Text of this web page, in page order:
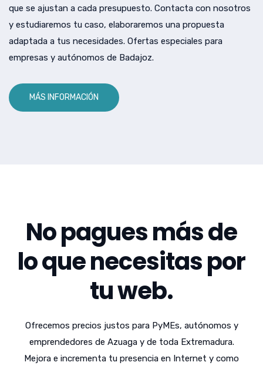
que se ajustan a cada presupuesto. Contacta con nosotros
y estudiaremos tu caso, elaboraremos una propuesta
adaptada a tus necesidades. Ofertas especiales para
empresas y autónomos de Badajoz.
MÁS INFORMACIÓN
No pagues más de
lo que necesitas por
tu web.
Ofrecemos precios justos para PyMEs, autónomos y
emprendedores de Azuaga y de toda Extremadura.
Mejora e incrementa tu presencia en Internet y como